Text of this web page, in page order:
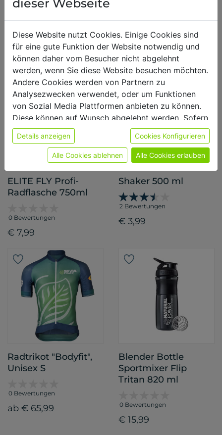
Wird oft zusammen
gekauft mit
ELITE FLY Profi-
Radflasche 750ml
0 Bewertungen
€ 7,99
Shaker 500 ml
2 Bewertungen
€ 3,99
Radtrikot "Bodyfit",
Unisex S
0 Bewertungen
ab € 65,99
Blender Bottle
Sportmixer Flip
Tritan 820 ml
0 Bewertungen
€ 15,99
dieser Webseite
Diese Website nutzt Cookies. Einige Cookies sind
für eine gute Funktion der Website notwendig und
können daher vom Besucher nicht abgelehnt
werden, wenn Sie diese Website besuchen möchten.
Andere Cookies werden von Partnern zu
Analysezwecken verwendet, oder um Funktionen
von Sozial Media Plattformen anbieten zu können.
Diese können auf Wunsch abgelehnt werden. Sofern
sie unsere Webseite weiter nutzen, geben Sie
Einwilligung zu unseren Cookies.
Weitere Informationen finden sie in unserer
Datenschutzerklärungbzw. im Impressum
Details anzeigen Cookies Konfigurieren
Alle Cookies ablehnen Alle Cookies erlauben